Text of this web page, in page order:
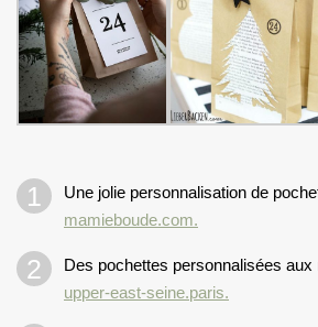
Une jolie personnalisation de
mamieboude.com.
Des pochettes personnalisées
upper-east-seine.paris.